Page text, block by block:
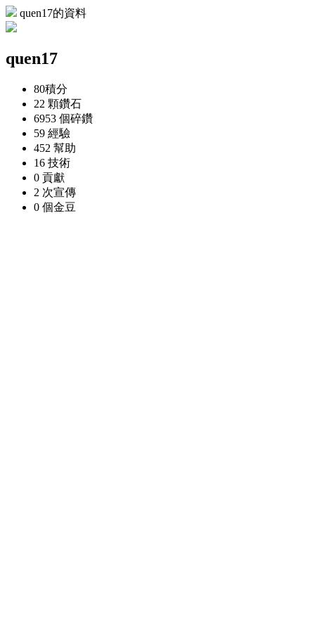
quen17的資料
quen17
80積分
22 顆鑽石
6953 個碎鑽
59 經驗
452 幫助
16 技術
0 貢獻
2 次宣傳
0 個金豆